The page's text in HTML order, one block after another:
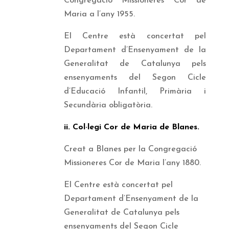
Maria a l’any 1955.
El Centre està concertat pel
Departament d’Ensenyament de la
Generalitat de Catalunya pels
ensenyaments del Segon Cicle
d’Educació Infantil, Primària i
Secundària obligatòria.
ii. Col·legi Cor de Maria de Blanes.
Creat a Blanes per la Congregació
Missioneres Cor de Maria l’any 1880.
El Centre està concertat pel
Departament d’Ensenyament de la
Generalitat de Catalunya pels
ensenyaments del Segon Cicle